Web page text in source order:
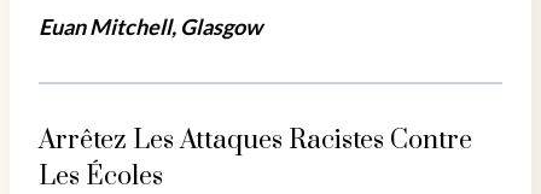
Euan Mitchell, Glasgow
Arrêtez Les Attaques Racistes Contre
Les Écoles